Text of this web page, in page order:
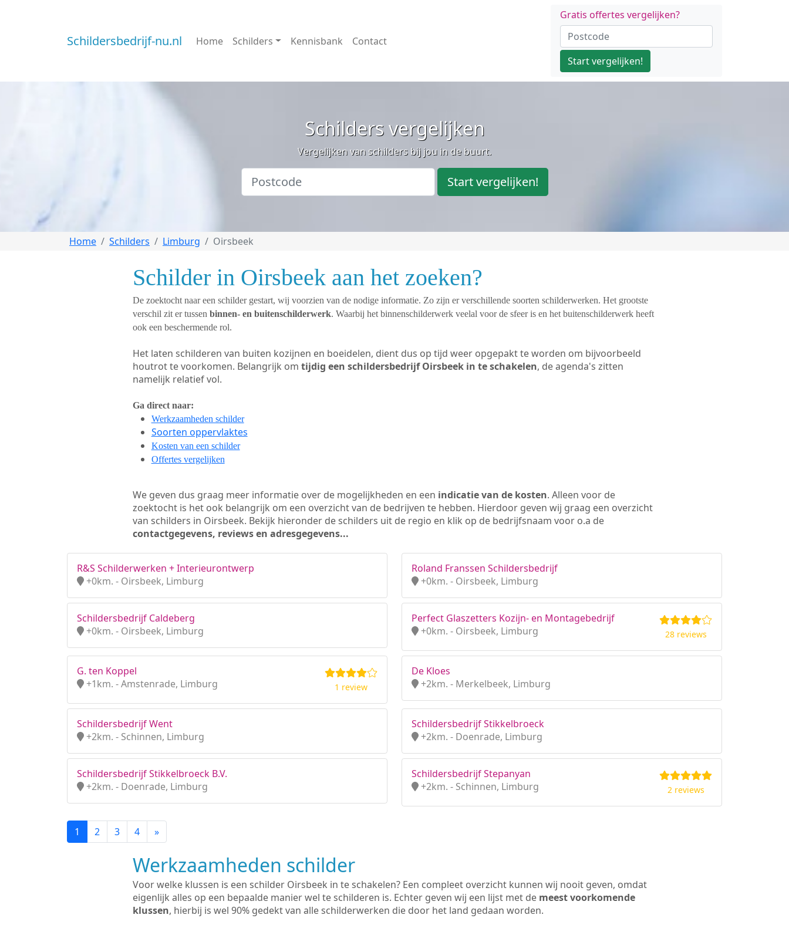
Schildersbedrijf-nu.nl Home Schilders Kennisbank Contact
Gratis offertes vergelijken?
Start vergelijken!
Schilders vergelijken
Vergelijken van schilders bij jou in de buurt.
Start vergelijken!
Home Schilders Limburg Oirsbeek
Schilder in Oirsbeek aan het zoeken?
De zoektocht naar een schilder gestart, wij voorzien van de nodige informatie. Zo zijn er verschillende soorten schilderwerken. Het grootste
verschil zit er tussen binnen- en buitenschilderwerk. Waarbij het binnenschilderwerk veelal voor de sfeer is en het buitenschilderwerk heeft
ook een beschermende rol.
Het laten schilderen van buiten kozijnen en boeidelen, dient dus op tijd weer opgepakt te worden om bijvoorbeeld
houtrot te voorkomen. Belangrijk om tijdig een schildersbedrijf Oirsbeek in te schakelen, de agenda's zitten
namelijk relatief vol.
Ga direct naar:
Werkzaamheden schilder
Soorten oppervlaktes
Kosten van een schilder
Offertes vergelijken
We geven dus graag meer informatie over de mogelijkheden en een indicatie van de kosten. Alleen voor de
zoektocht is het ook belangrijk om een overzicht van de bedrijven te hebben. Hierdoor geven wij graag een overzicht
van schilders in Oirsbeek. Bekijk hieronder de schilders uit de regio en klik op de bedrijfsnaam voor o.a de
contactgegevens, reviews en adresgegevens...
R&S Schilderwerken + Interieurontwerp
+0km. - Oirsbeek, Limburg
Roland Franssen Schildersbedrijf
+0km. - Oirsbeek, Limburg
Schildersbedrijf Caldeberg
+0km. - Oirsbeek, Limburg
Perfect Glaszetters Kozijn- en Montagebedrijf
+0km. - Oirsbeek, Limburg
28 reviews
G. ten Koppel
+1km. - Amstenrade, Limburg
1 review
De Kloes
+2km. - Merkelbeek, Limburg
Schildersbedrijf Went
+2km. - Schinnen, Limburg
Schildersbedrijf Stikkelbroeck
+2km. - Doenrade, Limburg
Schildersbedrijf Stikkelbroeck B.V.
+2km. - Doenrade, Limburg
Schildersbedrijf Stepanyan
+2km. - Schinnen, Limburg
2 reviews
1 2 3 4 »
Werkzaamheden schilder
Voor welke klussen is een schilder Oirsbeek in te schakelen? Een compleet overzicht kunnen wij nooit geven, omdat
eigenlijk alles op een bepaalde manier wel te schilderen is. Echter geven wij een lijst met de meest voorkomende
klussen, hierbij is wel 90% gedekt van alle schilderwerken die door het land gedaan worden.